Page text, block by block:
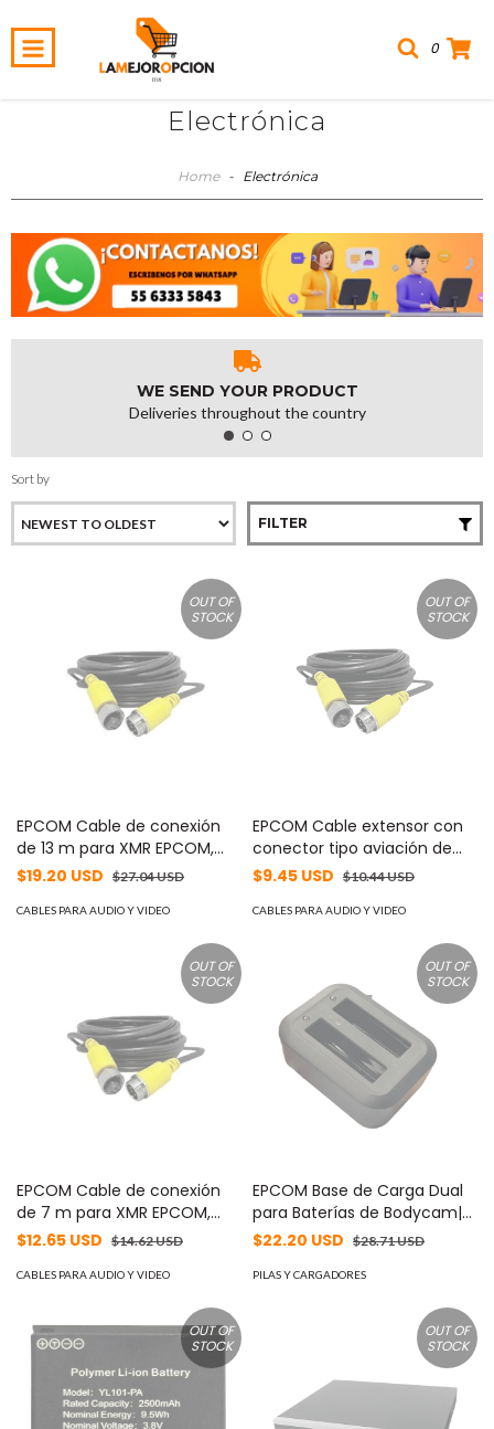
0
Electrónica
Home - Electrónica
WE SEND YOUR PRODUCT
Deliveries throughout the country
Sort by
FILTER
OUT OF
STOCK
EPCOM Cable de conexión
de 13 m para XMR EPCOM,
conectores de aviación,
MOD: XMREXT13M
$19.20 USD $27.04 USD
CABLES PARA AUDIO Y VIDEO
OUT OF
STOCK
EPCOM Cable extensor con
conector tipo aviación de
5m solo para soluciones de
MOD: XMREXT5MV2
$9.45 USD $10.44 USD
CABLES PARA AUDIO Y VIDEO
OUT OF
STOCK
EPCOM Cable de conexión
de 7 m para XMR EPCOM,
conectores de aviación,
MOD: XMREXT7M
$12.65 USD $14.62 USD
CABLES PARA AUDIO Y VIDEO
OUT OF
STOCK
EPCOM Base de Carga Dual
para Baterías de Bodycam|
Compatible con XMRX5V2|
Rápida Dual | Indicadores de
$22.20 USD $28.71 USD
PILAS Y CARGADORES
OUT OF
STOCK
OUT OF
STOCK